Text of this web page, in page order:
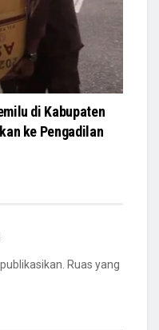
di Kabupaten
ke Pengadilan
Ruas yang